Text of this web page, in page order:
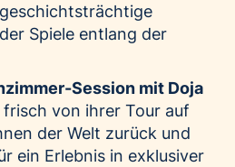
Spiele entlang der
Session mit Doja
von ihrer Tour auf
der Welt zurück und
ein Erlebnis in exklusiver